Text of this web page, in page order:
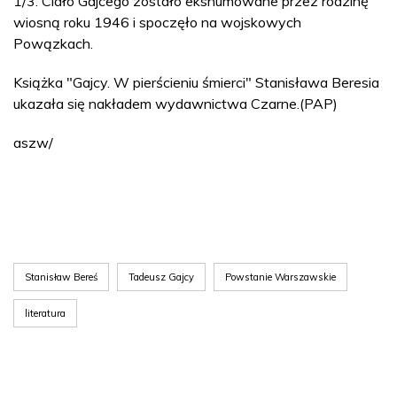
wiosną roku 1946 i spoczęło na wojskowych
Powązkach.
Książka "Gajcy. W pierścieniu śmierci" Stanisława Beresia
ukazała się nakładem wydawnictwa Czarne.(PAP)
aszw/
Stanisław Bereś Tadeusz Gajcy Powstanie Warszawskie
literatura